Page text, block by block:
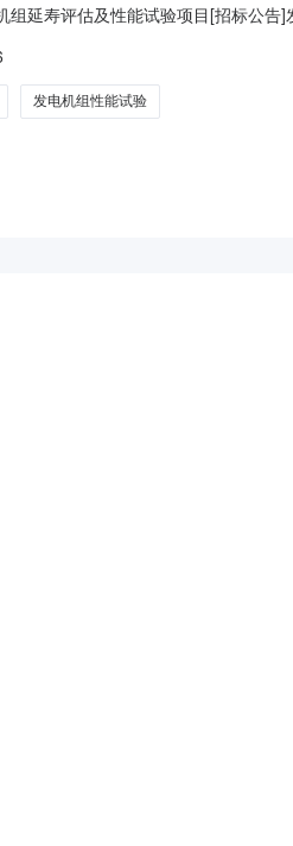
组延寿评估及性能试验项目[招标公
目地点：上海市宝山区富锦路宝山基
发电机组性能试验